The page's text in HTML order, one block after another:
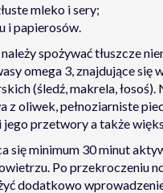
mleko i sery;
i papierosów.
spożywać tłuszcze
omega 3, znajdujące się
(śledź, makrela, łosoś).
z oliwek, pełnoziarniste
jego przetwory a także
się minimum 30 minut
Po przekroczeniu
dodatkowo